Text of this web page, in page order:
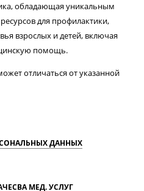
обладающая уникальным
для профилактики,
взрослых и детей, включая
помощь.
отличаться от указанной
ДАННЫХ